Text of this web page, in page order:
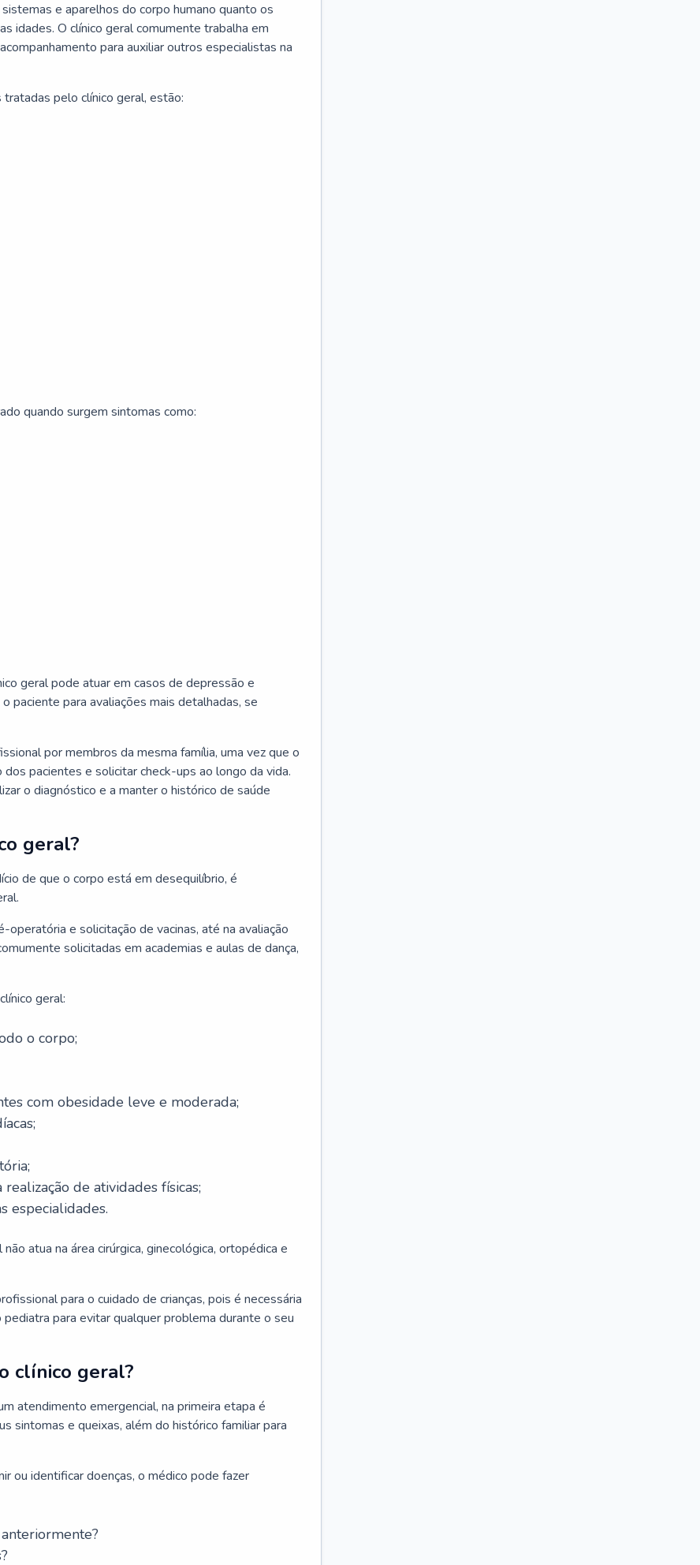
e aparelhos do corpo humano quanto os
idades. O clínico geral comumente trabalha em
para auxiliar outros especialistas na
pelo clínico geral, estão:
quando surgem sintomas como:
geral pode atuar em casos de depressão e
paciente para avaliações mais detalhadas, se
por membros da mesma família, uma vez que o
pacientes e solicitar check-ups ao longo da vida.
o diagnóstico e a manter o histórico de saúde
geral?
de que o corpo está em desequilíbrio, é
operatória e solicitação de vacinas, até na avaliação
solicitadas em academias e aulas de dança,
geral:
o corpo;
com obesidade leve e moderada;
de atividades físicas;
especialidades.
atua na área cirúrgica, ginecológica, ortopédica e
para o cuidado de crianças, pois é necessária
para evitar qualquer problema durante o seu
clínico geral?
atendimento emergencial, na primeira etapa é
sintomas e queixas, além do histórico familiar para
ou identificar doenças, o médico pode fazer